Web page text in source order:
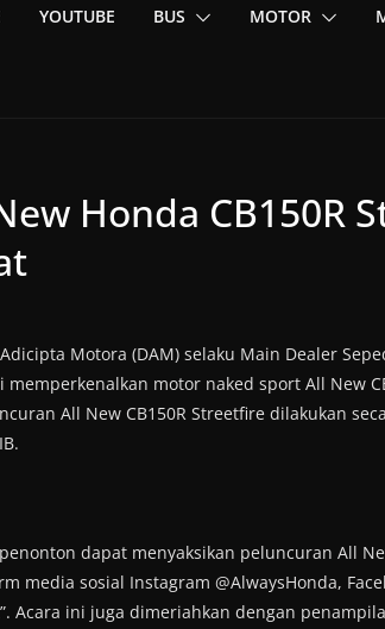
YOUTUBE BUS MOTOR
Honda CB150R
Motora (DAM) selaku Main Dealer
memperkenalkan motor naked sport All New
All New CB150R Streetfire dilakukan
dapat menyaksikan peluncuran All
media sosial Instagram @AlwaysHonda,
Acara ini juga dimeriahkan dengan